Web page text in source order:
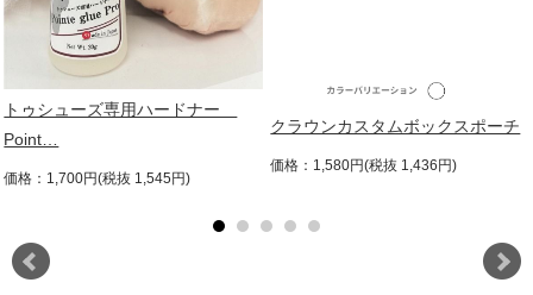
トゥシューズ専用ハードナー
Point…
価格：1,700円(税抜 1,545円)
クラウンカスタムボックスポーチ
価格：1,580円(税抜 1,436円)